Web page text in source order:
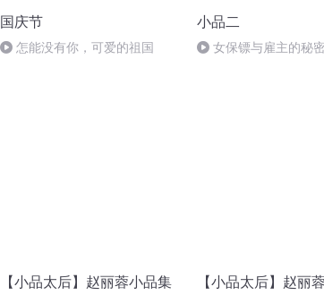
国庆节
怎能没有你，可爱的祖国
小品二
女保镖与雇主的秘
【小品太后】赵丽蓉小品集 【小品太后】赵丽